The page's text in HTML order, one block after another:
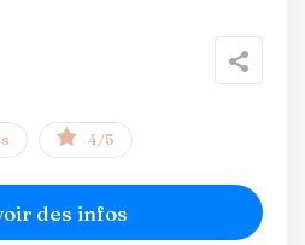
4/5
des infos